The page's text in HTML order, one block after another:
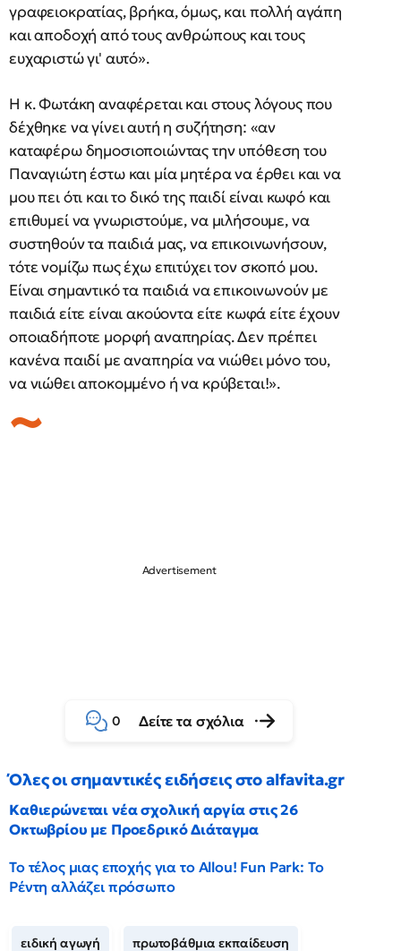
γραφειοκρατίας, βρήκα, όμως, και πολλή αγάπη
και αποδοχή από τους ανθρώπους και τους
ευχαριστώ γι' αυτό».
Η κ. Φωτάκη αναφέρεται και στους λόγους που
δέχθηκε να γίνει αυτή η συζήτηση: «αν
καταφέρω δημοσιοποιώντας την υπόθεση του
Παναγιώτη έστω και μία μητέρα να έρθει και να
μου πει ότι και το δικό της παιδί είναι κωφό και
επιθυμεί να γνωριστούμε, να μιλήσουμε, να
συστηθούν τα παιδιά μας, να επικοινωνήσουν,
τότε νομίζω πως έχω επιτύχει τον σκοπό μου.
Είναι σημαντικό τα παιδιά να επικοινωνούν με
παιδιά είτε είναι ακούοντα είτε κωφά είτε έχουν
οποιαδήποτε μορφή αναπηρίας. Δεν πρέπει
κανένα παιδί με αναπηρία να νιώθει μόνο του,
να νιώθει αποκομμένο ή να κρύβεται!».
0 Δείτε τα σχόλια
Όλες οι σημαντικές ειδήσεις στο alfavita.gr
Καθιερώνεται νέα σχολική αργία στις 26
Οκτωβρίου με Προεδρικό Διάταγμα
Το τέλος μιας εποχής για το Allou! Fun Park: Το
Ρέντη αλλάζει πρόσωπο
ειδική αγωγή πρωτοβάθμια εκπαίδευση